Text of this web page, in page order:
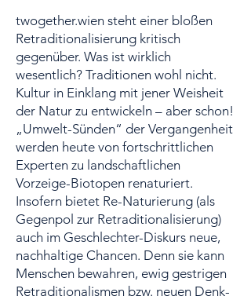
twogether.wien steht einer bloßen
Retraditionalisierung kritisch
gegenüber. Was ist wirklich
wesentlich? Traditionen wohl nicht.
Kultur in Einklang mit jener Weisheit
der Natur zu entwickeln – aber schon!
„Umwelt-Sünden“ der Vergangenheit
werden heute von fortschrittlichen
Experten zu landschaftlichen
Vorzeige-Biotopen renaturiert.
Insofern bietet Re-Naturierung (als
Gegenpol zur Retraditionalisierung)
auch im Geschlechter-Diskurs neue,
nachhaltige Chancen. Denn sie kann
Menschen bewahren, ewig gestrigen
Retraditionalismen bzw. neuen Denk-